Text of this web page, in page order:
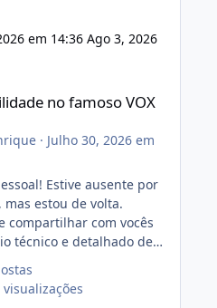
em 14:36 Ago 3, 2026
VOX
no famoso VOX
· Julho 30, 2026 em
Estive ausente por
mas estou de volta.
compartilhar com vocês
técnico e detalhado de
referente
(versão atualmente em
visualizações